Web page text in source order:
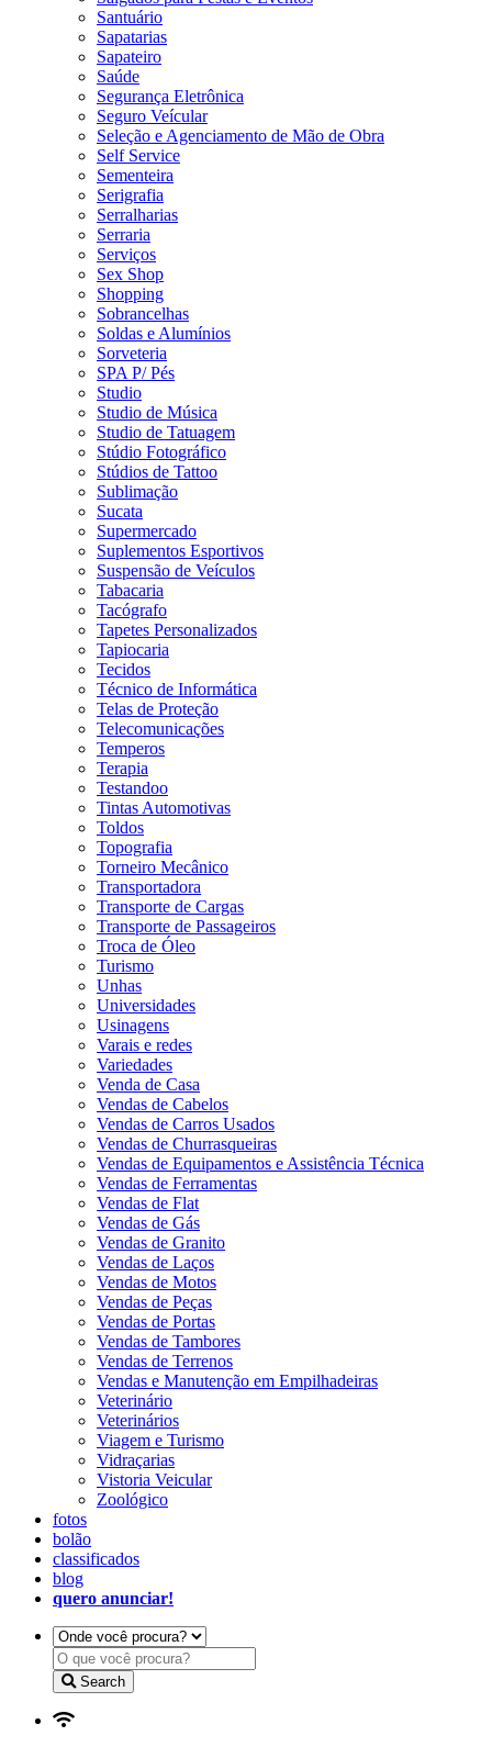
Santuário
Sapatarias
Sapateiro
Saúde
Segurança Eletrônica
Seguro Veícular
Seleção e Agenciamento de Mão de Obra
Self Service
Sementeira
Serigrafia
Serralharias
Serraria
Serviços
Sex Shop
Shopping
Sobrancelhas
Soldas e Alumínios
Sorveteria
SPA P/ Pés
Studio
Studio de Música
Studio de Tatuagem
Stúdio Fotográfico
Stúdios de Tattoo
Sublimação
Sucata
Supermercado
Suplementos Esportivos
Suspensão de Veículos
Tabacaria
Tacógrafo
Tapetes Personalizados
Tapiocaria
Tecidos
Técnico de Informática
Telas de Proteção
Telecomunicações
Temperos
Terapia
Testandoo
Tintas Automotivas
Toldos
Topografia
Torneiro Mecânico
Transportadora
Transporte de Cargas
Transporte de Passageiros
Troca de Óleo
Turismo
Unhas
Universidades
Usinagens
Varais e redes
Variedades
Venda de Casa
Vendas de Cabelos
Vendas de Carros Usados
Vendas de Churrasqueiras
Vendas de Equipamentos e Assistência Técnica
Vendas de Ferramentas
Vendas de Flat
Vendas de Gás
Vendas de Granito
Vendas de Laços
Vendas de Motos
Vendas de Peças
Vendas de Portas
Vendas de Tambores
Vendas de Terrenos
Vendas e Manutenção em Empilhadeiras
Veterinário
Veterinários
Viagem e Turismo
Vidraçarias
Vistoria Veicular
Zoológico
fotos
bolão
classificados
blog
quero anunciar!
Search